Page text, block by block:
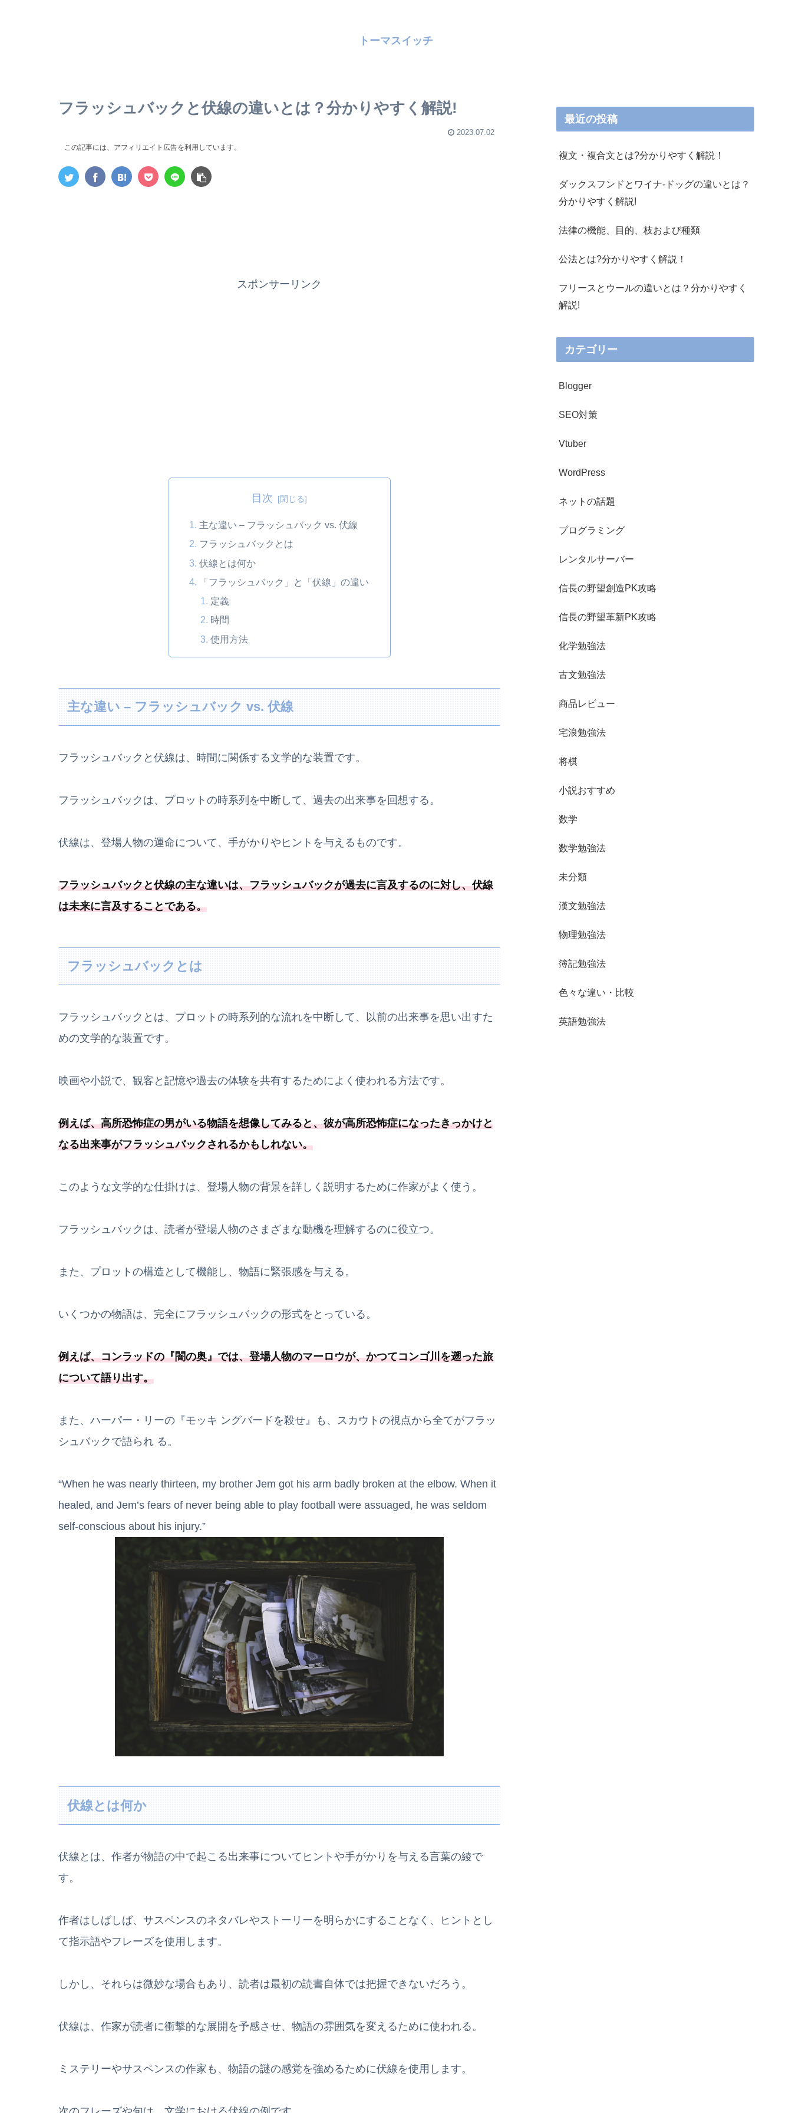
トーマスイッチ
フラッシュバックと伏線の違いとは？分かりやすく解説!
2023.07.02
この記事には、アフィリエイト広告を利用しています。
スポンサーリンク
目次
主な違い – フラッシュバック vs. 伏線
フラッシュバックとは
伏線とは何か
「フラッシュバック」と「伏線」の違い
定義
時間
使用方法
主な違い – フラッシュバック vs. 伏線
フラッシュバックと伏線は、時間に関係する文学的な装置です。
フラッシュバックは、プロットの時系列を中断して、過去の出来事を回想する。
伏線は、登場人物の運命について、手がかりやヒントを与えるものです。
フラッシュバックと伏線の主な違いは、フラッシュバックが過去に言及するのに対し、伏線
は未来に言及することである。
フラッシュバックとは
フラッシュバックとは、プロットの時系列的な流れを中断して、以前の出来事を思い出すた
めの文学的な装置です。
映画や小説で、観客と記憶や過去の体験を共有するためによく使われる方法です。
例えば、高所恐怖症の男がいる物語を想像してみると、彼が高所恐怖症になったきっかけと
なる出来事がフラッシュバックされるかもしれない。
このような文学的な仕掛けは、登場人物の背景を詳しく説明するために作家がよく使う。
フラッシュバックは、読者が登場人物のさまざまな動機を理解するのに役立つ。
また、プロットの構造として機能し、物語に緊張感を与える。
いくつかの物語は、完全にフラッシュバックの形式をとっている。
例えば、コンラッドの『闇の奥』では、登場人物のマーロウが、かつてコンゴ川を遡った旅
について語り出す。
また、ハーパー・リーの『モッキ ングバードを殺せ』も、スカウトの視点から全てがフラッ
シュバックで語られ る。
“When he was nearly thirteen, my brother Jem got his arm badly broken at the elbow. When it
healed, and Jem’s fears of never being able to play football were assuaged, he was seldom
self-conscious about his injury.”
伏線とは何か
伏線とは、作者が物語の中で起こる出来事についてヒントや手がかりを与える言葉の綾で
す。
作者はしばしば、サスペンスのネタバレやストーリーを明らかにすることなく、ヒントとし
て指示語やフレーズを使用します。
しかし、それらは微妙な場合もあり、読者は最初の読書自体では把握できないだろう。
伏線は、作家が読者に衝撃的な展開を予感させ、物語の雰囲気を変えるために使われる。
ミステリーやサスペンスの作家も、物語の謎の感覚を強めるために伏線を使用します。
最近の投稿
複文・複合文とは?分かりやすく解説！
ダックスフンドとワイナ-ドッグの違いとは？
分かりやすく解説!
法律の機能、目的、枝および種類
公法とは?分かりやすく解説！
フリースとウールの違いとは？分かりやすく
解説!
カテゴリー
Blogger
SEO対策
Vtuber
WordPress
ネットの話題
プログラミング
レンタルサーバー
信長の野望創造PK攻略
信長の野望革新PK攻略
化学勉強法
古文勉強法
商品レビュー
宅浪勉強法
将棋
小説おすすめ
数学
数学勉強法
未分類
漢文勉強法
物理勉強法
簿記勉強法
色々な違い・比較
英語勉強法